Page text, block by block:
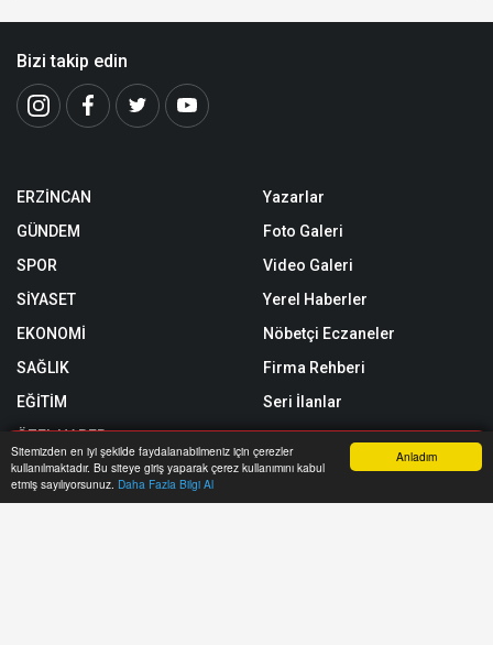
Anladım
Sitemizden en iyi şekilde faydalanabilmeniz için çerezler
kullanılmaktadır. Bu siteye giriş yaparak çerez kullanımını kabul
etmiş sayılıyorsunuz. Daha Fazla Bilgi Al
Bizi takip edin
ERZİNCAN
GÜNDEM
SPOR
SİYASET
EKONOMİ
SAĞLIK
EĞİTİM
ÖZEL HABER
SİZİNLE BAŞBAŞA
Yazarlar
Foto Galeri
Video Galeri
Yerel Haberler
Nöbetçi Eczaneler
Firma Rehberi
Seri İlanlar
Anasayfa Yazarlar Haber Ara İhbar Hattı Menu